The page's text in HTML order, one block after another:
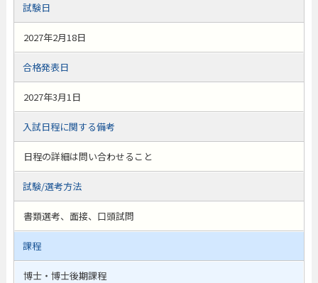
試験日
2027年2月18日
合格発表日
2027年3月1日
入試日程に関する備考
日程の詳細は問い合わせること
試験/選考方法
書類選考、面接、口頭試問
課程
博士・博士後期課程